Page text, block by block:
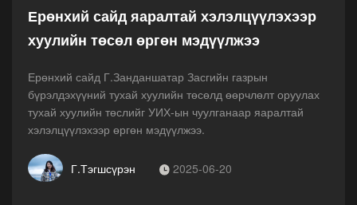
Ерөнхий сайд яаралтай хэлэлцүүлэхээр
хуулийн төсөл өргөн мэдүүлжээ
Ерөнхий сайд Г.Занданшатар Засгийн газрын
бүрэлдэхүүний тухай хуулийн төсөлд өөрчлөлт оруулах
тухай хуулийн төслийг УИХ-ын чуулганаар яаралтай
хэлэлцүүлэхээр өргөн мэдүүлжээ.
Г.Тэгшсүрэн 2025-06-20